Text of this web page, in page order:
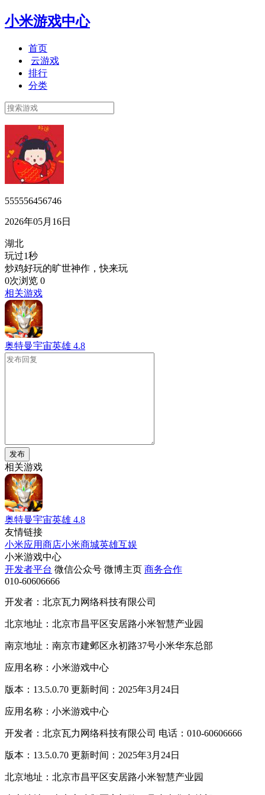
小米游戏中心
首页
云游戏
排行
分类
555556456746
2026年05月16日
湖北
玩过1秒
炒鸡好玩的旷世神作，快来玩
0次浏览 0
相关游戏
奥特曼宇宙英雄 4.8
发布
相关游戏
奥特曼宇宙英雄 4.8
友情链接
小米应用商店小米商城英雄互娱
小米游戏中心
开发者平台 微信公众号 微博主页 商务合作
010-60606666
开发者：北京瓦力网络科技有限公司
北京地址：北京市昌平区安居路小米智慧产业园
南京地址：南京市建邺区永初路37号小米华东总部
应用名称：小米游戏中心
版本：13.5.0.70 更新时间：2025年3月24日
应用名称：小米游戏中心
开发者：北京瓦力网络科技有限公司 电话：010-60606666
版本：13.5.0.70 更新时间：2025年3月24日
北京地址：北京市昌平区安居路小米智慧产业园